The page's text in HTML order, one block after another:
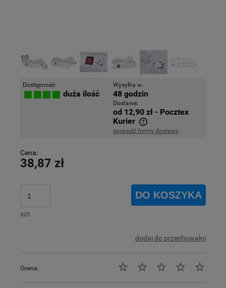
Dostępność:
duża ilość
Wysyłka w:
48 godzin
Dostawa:
od 12,90 zł - Pocztex
Kurier
Cena nie zawiera ewentualnych kosztów płatności
sprawdź formy dostawy
Cena:
38,87 zł
szt.
DO KOSZYKA
dodaj do przechowalni
Ocena: